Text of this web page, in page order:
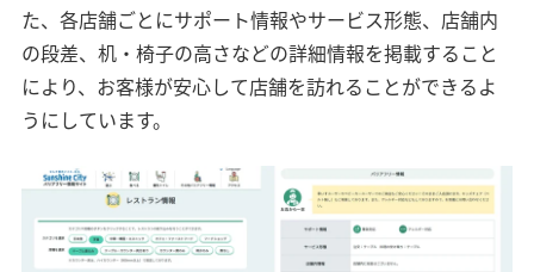
た、各店舗ごとにサポート情報やサービス形態、店舗内
の段差、机・椅子の高さなどの詳細情報を掲載すること
により、お客様が安心して店舗を訪れることができるよ
うにしています。